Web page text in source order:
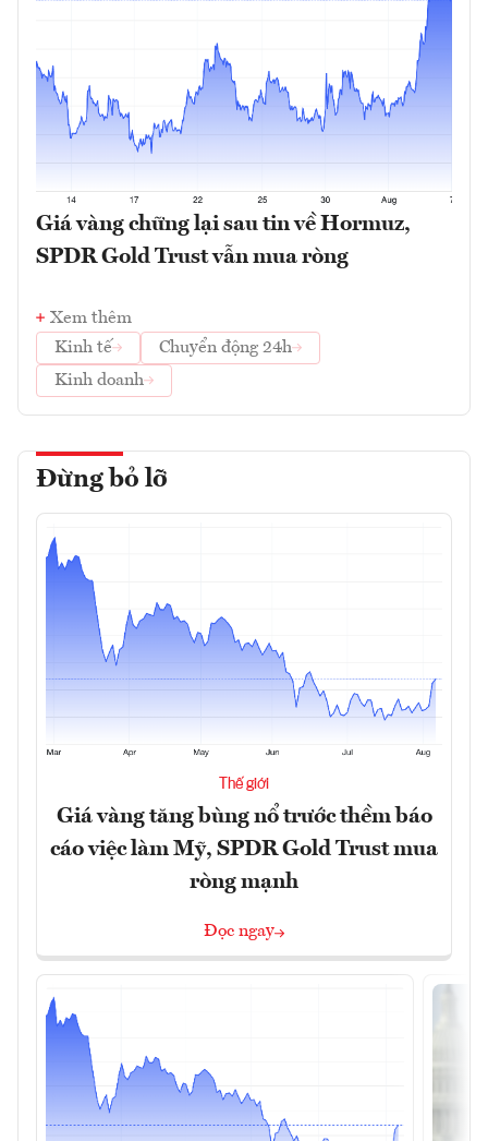
Giá vàng chững lại sau tin về Hormuz,
SPDR Gold Trust vẫn mua ròng
Xem thêm
Kinh tế
Chuyển động 24h
Kinh doanh
Đừng bỏ lỡ
Thế giới
Giá vàng tăng bùng nổ trước thềm báo
cáo việc làm Mỹ, SPDR Gold Trust mua
ròng mạnh
Đọc ngay